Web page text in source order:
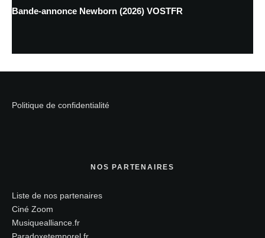
Bande-annonce Newborn (2026) VOSTFR
Politique de confidentialité
NOS PARTENAIRES
Liste de nos partenaires
Ciné Zoom
Musiquealliance.fr
Paradoxetemporel.fr